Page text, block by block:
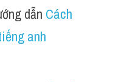
dẫn Cách
anh